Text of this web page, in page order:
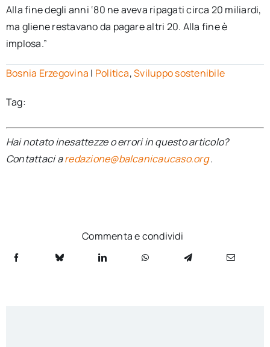
Alla fine degli anni ‘80 ne aveva ripagati circa 20 miliardi,
ma gliene restavano da pagare altri 20. Alla fine è
implosa.”
Bosnia Erzegovina | Politica,Sviluppo sostenibile
Tag:
Hai notato inesattezze o errori in questo articolo?
Contattaci aredazione@balcanicaucaso.org.
Commenta e condividi